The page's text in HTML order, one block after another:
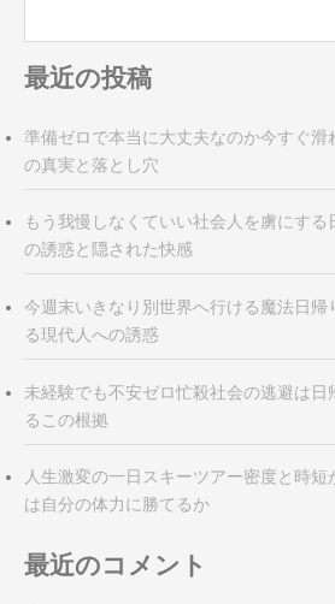
ョ
ン
最近の投稿
準備ゼロで本当に大丈夫なのか今すぐ滑
の真実と落とし穴
もう我慢しなくていい社会人を虜にする
の誘惑と隠された快感
今週末いきなり別世界へ行ける魔法日帰
る現代人への誘惑
未経験でも不安ゼロ忙殺社会の逃避は日
るこの根拠
人生激変の一日スキーツアー密度と時短
は自分の体力に勝てるか
最近のコメント